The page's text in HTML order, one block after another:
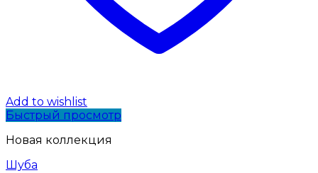
Add to wishlist
Быстрый просмотр
Новая коллекция
Шуба